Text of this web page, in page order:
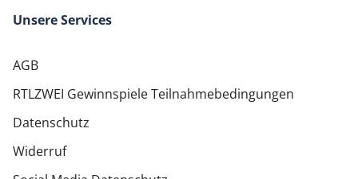
Unsere Services
AGB
RTLZWEI Gewinnspiele Teilnahmebedingungen
Datenschutz
Widerruf